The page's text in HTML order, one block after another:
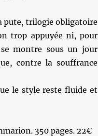
pute, trilogie obligatoire
trop appuyée ni, pour
montre sous un jour
contre la souffrance
le style reste fluide et
350 pages. 22€